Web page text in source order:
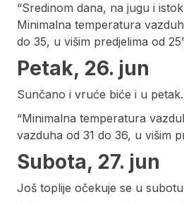
“Sredinom dana, na jugu i
Minimalna temperatura
do 35, u višim predjelima od
Petak, 26. jun
Sunčano i vruće biće i u petak.
“Minimalna temperatura
vazduha od 31 do 36, u višim
Subota, 27. jun
Još toplije očekuje se u